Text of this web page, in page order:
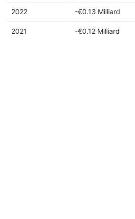
2022 -€0.13 Milliard
2021 -€0.12 Milliard